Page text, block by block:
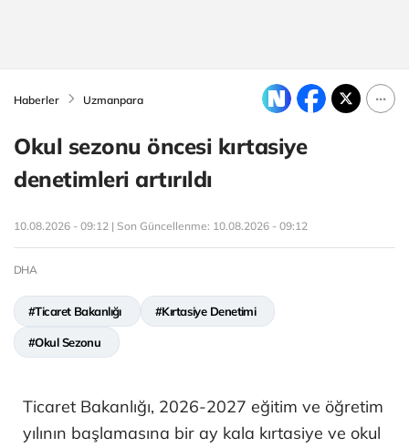
Haberler Uzmanpara
Okul sezonu öncesi kırtasiye
denetimleri artırıldı
10.08.2026 - 09:12 | Son Güncellenme: 10.08.2026 - 09:12
DHA
#Ticaret Bakanlığı #Kırtasiye Denetimi
#Okul Sezonu
Ticaret Bakanlığı, 2026-2027 eğitim ve öğretim
yılının başlamasına bir ay kala kırtasiye ve okul